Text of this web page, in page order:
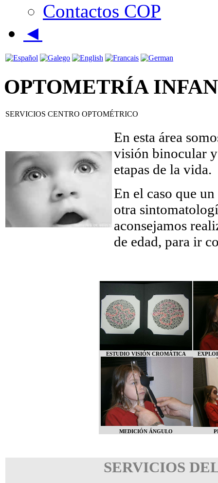
Contactos COP
◄
OPTOMETRÍA
SERVICIOS CENTRO OPTOMÉTRICO
En esta área
visión binocular y
etapas de la vida.
En el caso que
otra
aconsejamos
de edad, para ir
ESTUDIO VISIÓN CROMÁTICA
MEDICIÓN ÁNGULO
SERVICIOS